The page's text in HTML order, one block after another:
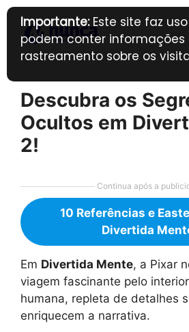
Pular
para
conteúdo
Descubra os
Ocultos em
2!
Continua após a
10 Referências e
Divertida
Em Divertida Mente, a Pixar
viagem fascinante pelo
humana, repleta de detalhes
enriquecem a narrativa.
Importante:Este site faz
podem conter informações
rastreamento sobre os